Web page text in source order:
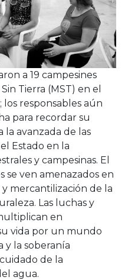
a 19 campesines
Tierra (MST) en el
los responsables aún
para recordar su
avanzada de las
Estado en la
y campesinas. El
se ven amenazados en
mercantilización de la
Las luchas y
en
vida por un mundo
y la soberanía
de la
agua.